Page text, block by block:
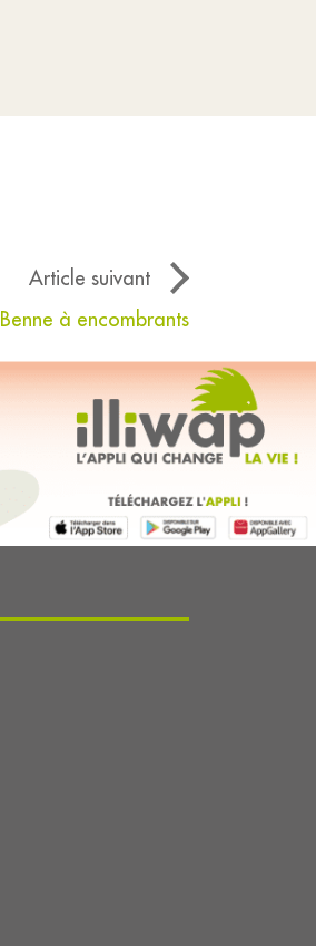
Article suivant
Benne à encombrants